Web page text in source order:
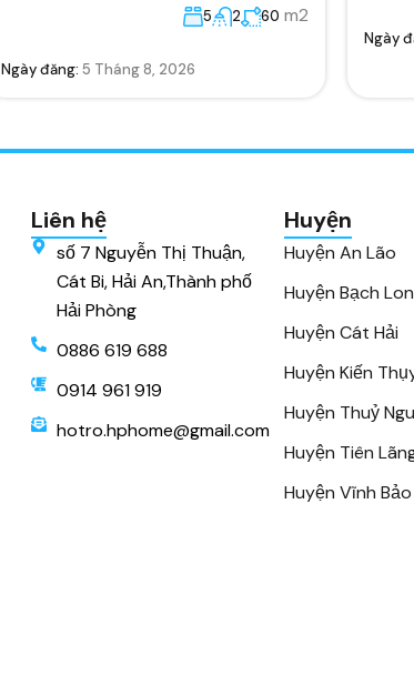
5 2 60 m2
Ngày đăng: 5 Tháng 8, 2026
Ngày
Liên hệ
số 7 Nguyễn Thị Thuận,
Cát Bi, Hải An,Thành phố
Hải Phòng
0886 619 688
0914 961 919
hotro.hphome@gmail.com
Huyện
Huyện An Lão
Huyện Bạch
Huyện Cát Hải
Huyện Kiến
Huyện Thuỷ
Huyện Tiên
Huyện Vĩnh Bảo